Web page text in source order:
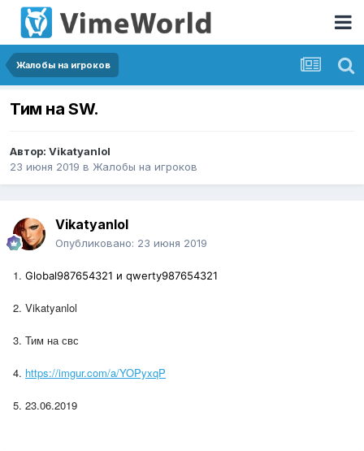
Жалобы на игроков
Тим на SW.
Автор: Vikatyanlol
23 июня 2019 в Жалобы на игроков
Vikatyanlol
Опубликовано: 23 июня 2019
1. Global987654321 и qwerty987654321
2. Vikatyanlol
3. Тим на свс
4. https://imgur.com/a/YOPyxqP
5. 23.06.2019